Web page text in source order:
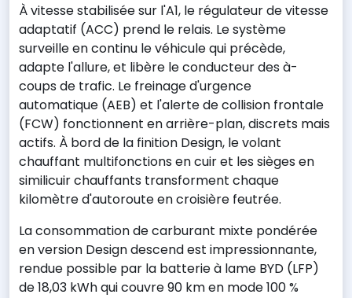
À vitesse stabilisée sur l'A1, le régulateur de vitesse
adaptatif (ACC) prend le relais. Le système
surveille en continu le véhicule qui précède,
adapte l'allure, et libère le conducteur des à-
coups de trafic. Le freinage d'urgence
automatique (AEB) et l'alerte de collision frontale
(FCW) fonctionnent en arrière-plan, discrets mais
actifs. À bord de la finition Design, le volant
chauffant multifonctions en cuir et les sièges en
similicuir chauffants transforment chaque
kilomètre d'autoroute en croisière feutrée.
La consommation de carburant mixte pondérée
en version Design descend est impressionnante,
rendue possible par la batterie à lame BYD (LFP)
de 18,03 kWh qui couvre 90 km en mode 100 %